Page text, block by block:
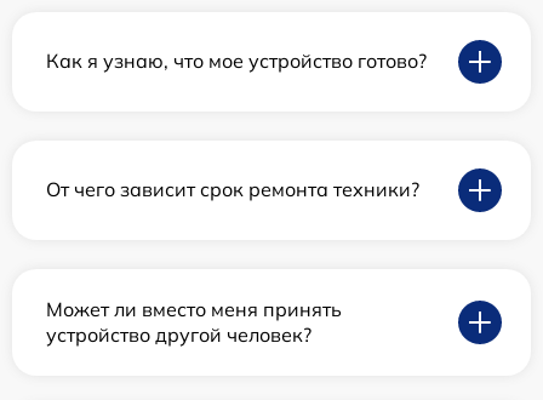
Как я узнаю, что мое устройство готово?
От чего зависит срок ремонта техники?
Может ли вместо меня принять
устройство другой человек?